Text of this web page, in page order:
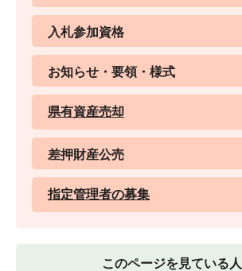
入札参加資格
お知らせ・要領・様式
県有資産売却
差押財産公売
指定管理者の募集
このページを見ている